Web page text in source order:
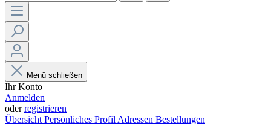
Menü schließen
Ihr Konto
Anmelden
oderregistrieren
Übersicht Persönliches Profil Adressen Bestellungen